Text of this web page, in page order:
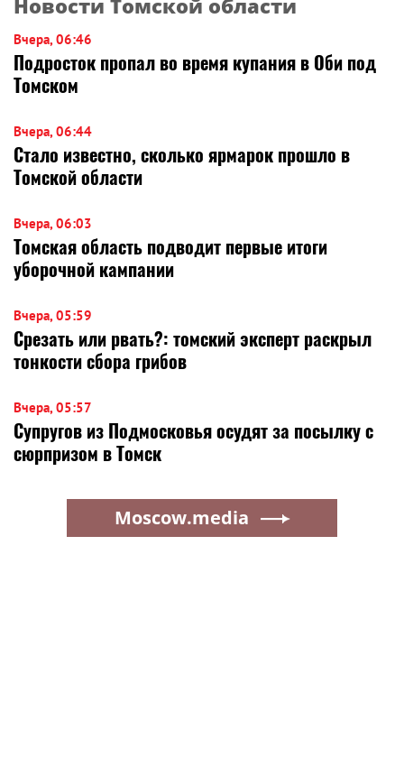
Новости Томской области
Вчера, 06:46
Подросток пропал во время купания в Оби под
Томском
Вчера, 06:44
Стало известно, сколько ярмарок прошло в
Томской области
Вчера, 06:03
Томская область подводит первые итоги
уборочной кампании
Вчера, 05:59
Срезать или рвать?: томский эксперт раскрыл
тонкости сбора грибов
Вчера, 05:57
Супругов из Подмосковья осудят за посылку с
сюрпризом в Томск
Moscow.media